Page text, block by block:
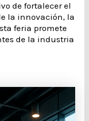
de fortalecer el
la innovación, la
feria promete
de la industria